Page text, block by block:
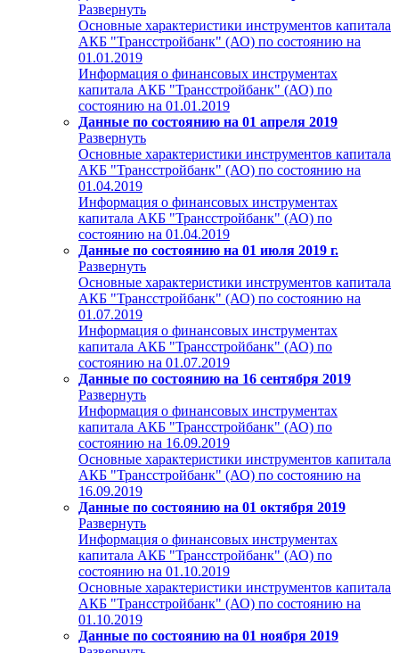
Развернуть
Основные характеристики инструментов капитала
АКБ "Трансстройбанк" (АО) по состоянию на
01.01.2019
Информация о финансовых инструментах
капитала АКБ "Трансстройбанк" (АО) по
состоянию на 01.01.2019
Данные по состоянию на 01 апреля 2019
Развернуть
Основные характеристики инструментов капитала
АКБ "Трансстройбанк" (АО) по состоянию на
01.04.2019
Информация о финансовых инструментах
капитала АКБ "Трансстройбанк" (АО) по
состоянию на 01.04.2019
Данные по состоянию на 01 июля 2019 г.
Развернуть
Основные характеристики инструментов капитала
АКБ "Трансстройбанк" (АО) по состоянию на
01.07.2019
Информация о финансовых инструментах
капитала АКБ "Трансстройбанк" (АО) по
состоянию на 01.07.2019
Данные по состоянию на 16 сентября 2019
Развернуть
Информация о финансовых инструментах
капитала АКБ "Трансстройбанк" (АО) по
состоянию на 16.09.2019
Основные характеристики инструментов капитала
АКБ "Трансстройбанк" (АО) по состоянию на
16.09.2019
Данные по состоянию на 01 октября 2019
Развернуть
Информация о финансовых инструментах
капитала АКБ "Трансстройбанк" (АО) по
состоянию на 01.10.2019
Основные характеристики инструментов капитала
АКБ "Трансстройбанк" (АО) по состоянию на
01.10.2019
Данные по состоянию на 01 ноября 2019